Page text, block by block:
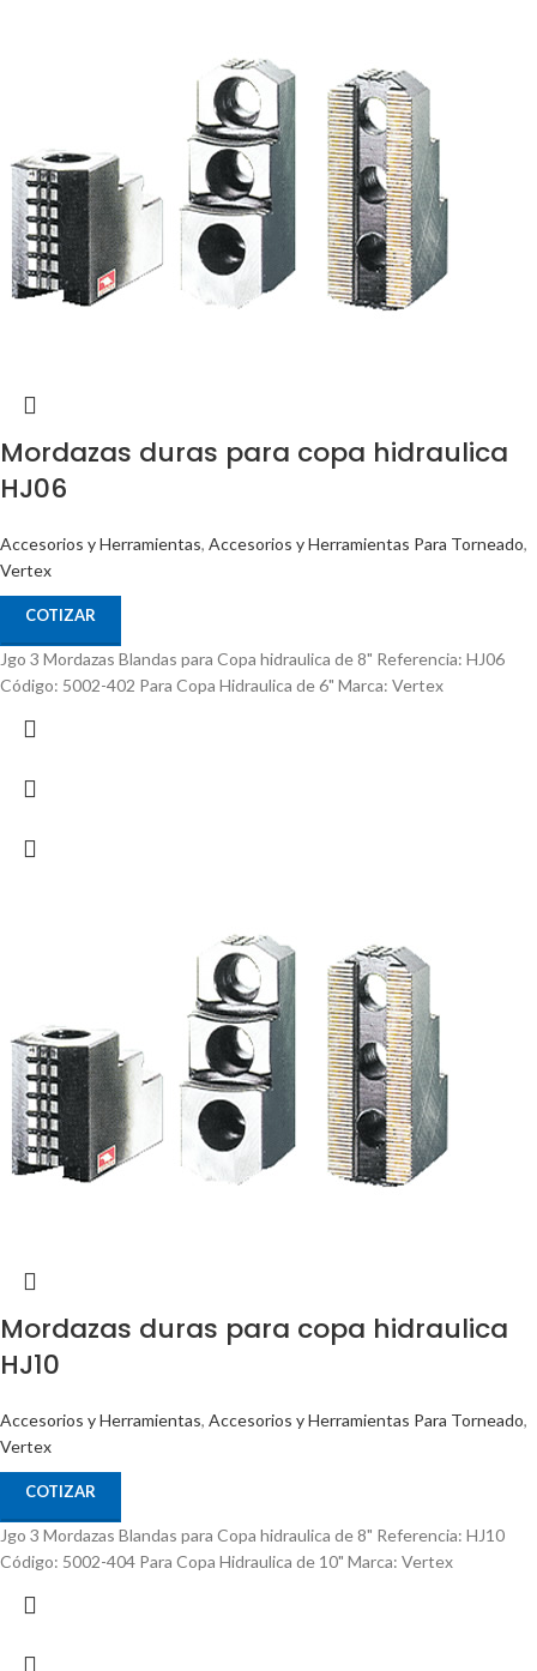
Mordazas duras para copa hidraulica
HJ06
Accesorios y Herramientas, Accesorios y Herramientas Para Torneado,
Vertex
COTIZAR
Jgo 3 Mordazas Blandas para Copa hidraulica de 8" Referencia: HJ06
Código: 5002-402 Para Copa Hidraulica de 6" Marca: Vertex
Mordazas duras para copa hidraulica
HJ10
Accesorios y Herramientas, Accesorios y Herramientas Para Torneado,
Vertex
COTIZAR
Jgo 3 Mordazas Blandas para Copa hidraulica de 8" Referencia: HJ10
Código: 5002-404 Para Copa Hidraulica de 10" Marca: Vertex